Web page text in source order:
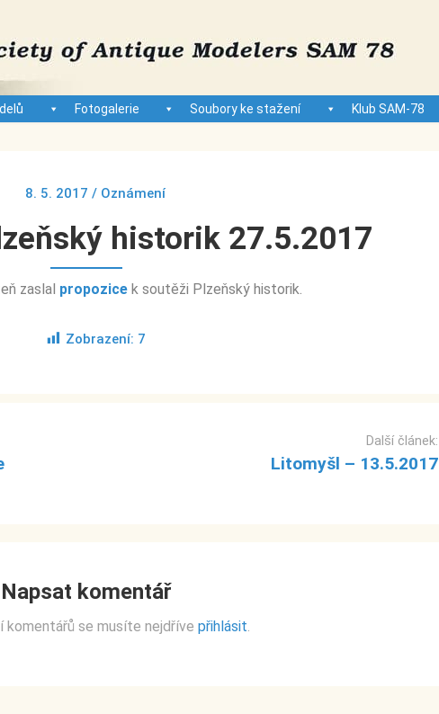
Fotogalerie Soubory ke stažení Klub SAM-78
8. 5. 2017 / Oznámení
historik 27.5.2017
zaslal propozice k soutěži Plzeňský historik.
Zobrazení: 7
Další článek:
Litomyšl – 13.5.2017
Napsat komentář
komentářů se musíte nejdřívepřihlásit.